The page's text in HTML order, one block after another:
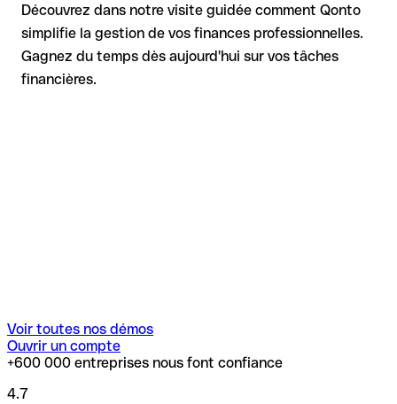
Découvrez dans notre visite guidée comment Qonto
simplifie la gestion de vos finances professionnelles.
Gagnez du temps dès aujourd'hui sur vos tâches
financières.
Voir toutes nos démos
Ouvrir un compte
+600 000 entreprises nous font confiance
4.7